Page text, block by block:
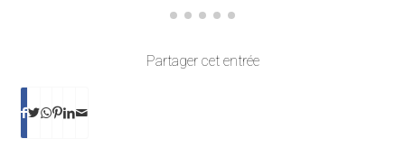
Partager cet entrée